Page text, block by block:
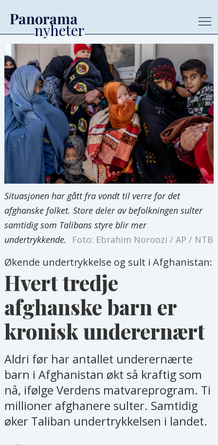
Situasjonen har gått fra vondt til verre for det
afghanske folket. Store deler av befolkningen sulter
samtidig som Talibans styre blir mer
undertrykkende.
Foto: Ebrahim Noroozi / AP / NTB
Økende undertrykkelse og sult i Afghanistan:
Hvert tredje
afghanske barn er
kronisk underernært
Aldri før har antallet underernærte
barn i Afghanistan økt så kraftig som
nå, ifølge Verdens matvareprogram. Ti
millioner afghanere sulter. Samtidig
øker Taliban undertrykkelsen i landet.